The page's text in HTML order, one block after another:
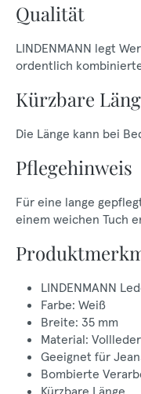
Qualität
LINDENMANN legt
ordentlich
Kürzbare
Die Länge kann bei
Pflegehinweis
Für eine lange
einem weichen Tuch
LINDENMANN
Farbe: Weiß
Breite: 35 mm
Material: Vollleder
Geeignet für
Bombierte
Kürzbare Länge